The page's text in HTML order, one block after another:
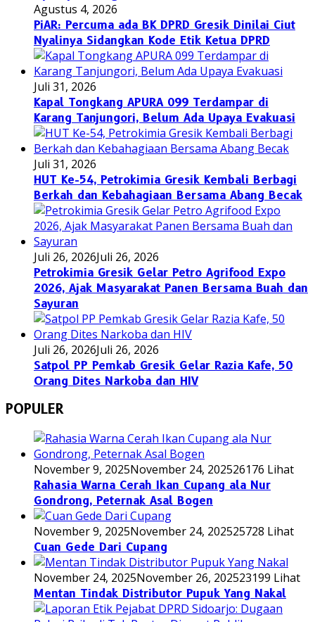
Agustus 4, 2026
PiAR: Percuma ada BK DPRD Gresik Dinilai Ciut
Nyalinya Sidangkan Kode Etik Ketua DPRD
Juli 31, 2026
Kapal Tongkang APURA 099 Terdampar di
Karang Tanjungori, Belum Ada Upaya Evakuasi
Juli 31, 2026
HUT Ke-54, Petrokimia Gresik Kembali Berbagi
Berkah dan Kebahagiaan Bersama Abang Becak
Juli 26, 2026Juli 26, 2026
Petrokimia Gresik Gelar Petro Agrifood Expo
2026, Ajak Masyarakat Panen Bersama Buah dan
Sayuran
Juli 26, 2026Juli 26, 2026
Satpol PP Pemkab Gresik Gelar Razia Kafe, 50
Orang Dites Narkoba dan HIV
POPULER
November 9, 2025November 24, 202526176 Lihat
Rahasia Warna Cerah Ikan Cupang ala Nur
Gondrong, Peternak Asal Bogen
November 9, 2025November 24, 202525728 Lihat
Cuan Gede Dari Cupang
November 24, 2025November 26, 202523199 Lihat
Mentan Tindak Distributor Pupuk Yang Nakal